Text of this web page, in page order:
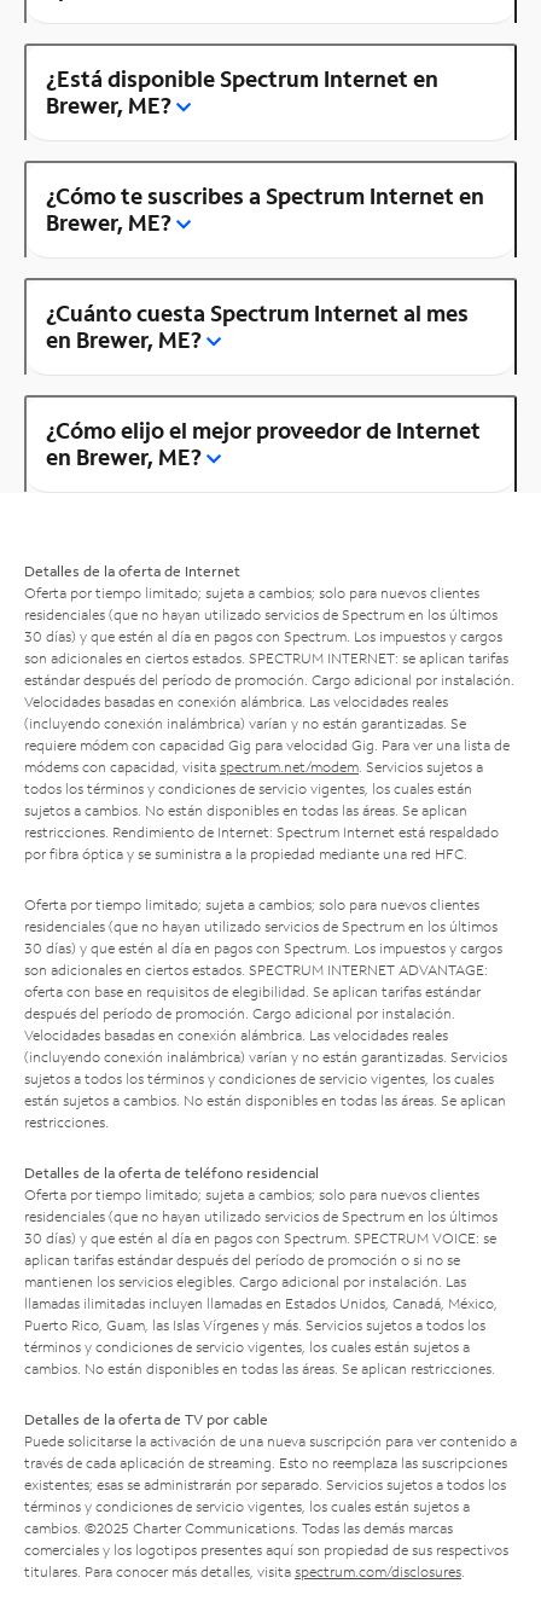
¿Está disponible Spectrum Internet en
Brewer, ME?
¿Cómo te suscribes a Spectrum Internet en
Brewer, ME?
¿Cuánto cuesta Spectrum Internet al mes
en Brewer, ME?
¿Cómo elijo el mejor proveedor de Internet
en Brewer, ME?
Detalles de la oferta de Internet
Oferta por tiempo limitado; sujeta a cambios; solo para nuevos clientes
residenciales (que no hayan utilizado servicios de Spectrum en los últimos
30 días) y que estén al día en pagos con Spectrum. Los impuestos y cargos
son adicionales en ciertos estados. SPECTRUM INTERNET: se aplican tarifas
estándar después del período de promoción. Cargo adicional por instalación.
Velocidades basadas en conexión alámbrica. Las velocidades reales
(incluyendo conexión inalámbrica) varían y no están garantizadas. Se
requiere módem con capacidad Gig para velocidad Gig. Para ver una lista de
módems con capacidad, visita spectrum.net/modem . Servicios sujetos a
todos los términos y condiciones de servicio vigentes, los cuales están
sujetos a cambios. No están disponibles en todas las áreas. Se aplican
restricciones. Rendimiento de Internet: Spectrum Internet está respaldado
por fibra óptica y se suministra a la propiedad mediante una red HFC.
Oferta por tiempo limitado; sujeta a cambios; solo para nuevos clientes
residenciales (que no hayan utilizado servicios de Spectrum en los últimos
30 días) y que estén al día en pagos con Spectrum. Los impuestos y cargos
son adicionales en ciertos estados. SPECTRUM INTERNET ADVANTAGE:
oferta con base en requisitos de elegibilidad. Se aplican tarifas estándar
después del período de promoción. Cargo adicional por instalación.
Velocidades basadas en conexión alámbrica. Las velocidades reales
(incluyendo conexión inalámbrica) varían y no están garantizadas. Servicios
sujetos a todos los términos y condiciones de servicio vigentes, los cuales
están sujetos a cambios. No están disponibles en todas las áreas. Se aplican
restricciones.
Detalles de la oferta de teléfono residencial
Oferta por tiempo limitado; sujeta a cambios; solo para nuevos clientes
residenciales (que no hayan utilizado servicios de Spectrum en los últimos
30 días) y que estén al día en pagos con Spectrum. SPECTRUM VOICE: se
aplican tarifas estándar después del período de promoción o si no se
mantienen los servicios elegibles. Cargo adicional por instalación. Las
llamadas ilimitadas incluyen llamadas en Estados Unidos, Canadá, México,
Puerto Rico, Guam, las Islas Vírgenes y más. Servicios sujetos a todos los
términos y condiciones de servicio vigentes, los cuales están sujetos a
cambios. No están disponibles en todas las áreas. Se aplican restricciones.
Detalles de la oferta de TV por cable
Puede solicitarse la activación de una nueva suscripción para ver contenido a
través de cada aplicación de streaming. Esto no reemplaza las suscripciones
existentes; esas se administrarán por separado. Servicios sujetos a todos los
términos y condiciones de servicio vigentes, los cuales están sujetos a
cambios. ©2025 Charter Communications. Todas las demás marcas
comerciales y los logotipos presentes aquí son propiedad de sus respectivos
titulares. Para conocer más detalles, visita spectrum.com/disclosures